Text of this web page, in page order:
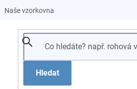
Naše vzorkovna
Hledat